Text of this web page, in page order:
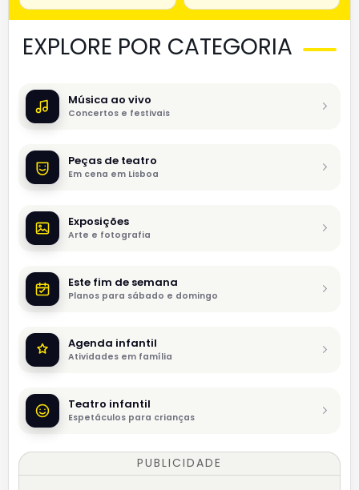
EXPLORE POR CATEGORIA
Música ao vivo
Concertos e festivais
Peças de teatro
Em cena em Lisboa
Exposições
Arte e fotografia
Este fim de semana
Planos para sábado e domingo
Agenda infantil
Atividades em família
Teatro infantil
Espetáculos para crianças
PUBLICIDADE